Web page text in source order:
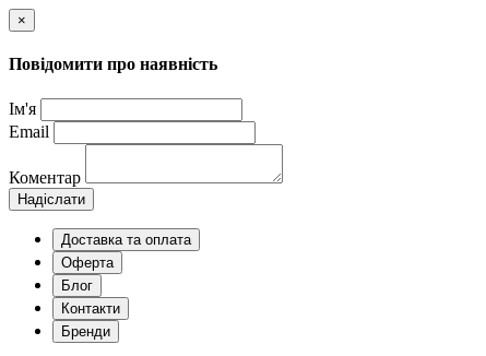
×
Повідомити про наявність
Ім'я
Email
Коментар
Надіслати
Доставка та оплата
Оферта
Блог
Контакти
Бренди